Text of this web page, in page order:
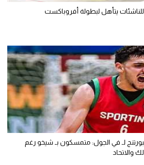
يتأهل لبطولة أفروباكست
لـ في الجول: متمسكون بـ شيخو رغم
والاتحاد